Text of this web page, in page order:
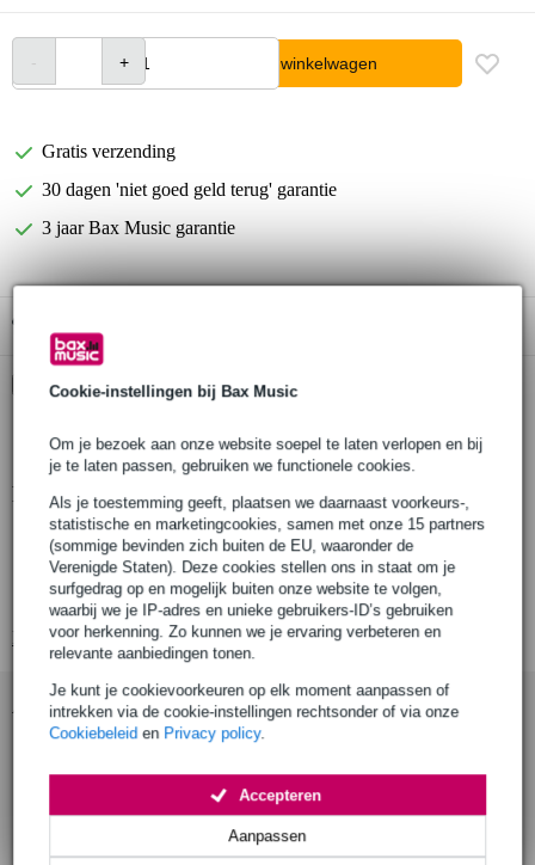
Cookie-instellingen bij Bax Music
Om je bezoek aan onze website soepel te laten verlopen en bij
je te laten passen, gebruiken we functionele cookies.
Als je toestemming geeft, plaatsen we daarnaast voorkeurs-,
statistische en marketingcookies, samen met onze 15 partners
(sommige bevinden zich buiten de EU, waaronder de
Verenigde Staten). Deze cookies stellen ons in staat om je
surfgedrag op en mogelijk buiten onze website te volgen,
waarbij we je IP-adres en unieke gebruikers-ID’s gebruiken
voor herkenning. Zo kunnen we je ervaring verbeteren en
relevante aanbiedingen tonen.
Je kunt je cookievoorkeuren op elk moment aanpassen of
intrekken via de cookie-instellingen rechtsonder of via onze
Cookiebeleid en Privacy policy.
Aanpassen
Accepteren
In winkelwagen
Gratis verzending
30 dagen 'niet goed geld terug' garantie
3 jaar Bax Music garantie
Kies nu voor 2 jaar extra Bax Music garantie en meer
voordelen
€ 8,05 eenmalig
Productinformatie
Aantal
Afwerking
Materiaal
Bekijk alle productspecificaties
Accessoires (9)